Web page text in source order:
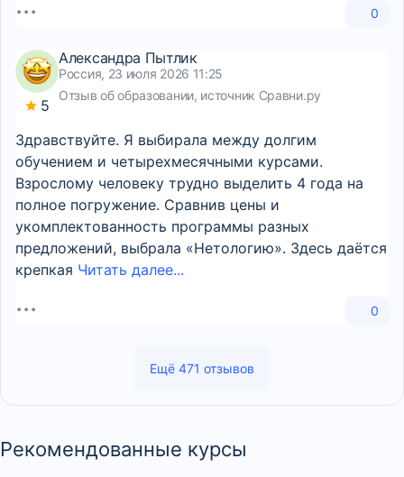
0
5
Александра Пытлик
Россия, 23 июля 2026 11:25
Отзыв об образовании, источник Сравни.ру
Здравствуйте. Я выбирала между долгим
обучением и четырехмесячными курсами.
Взрослому человеку трудно выделить 4 года на
полное погружение. Сравнив цены и
укомплектованность программы разных
предложений, выбрала «Нетологию». Здесь даётся
крепкая Читать далее...
0
Ещё 471 отзывов
Рекомендованные курсы